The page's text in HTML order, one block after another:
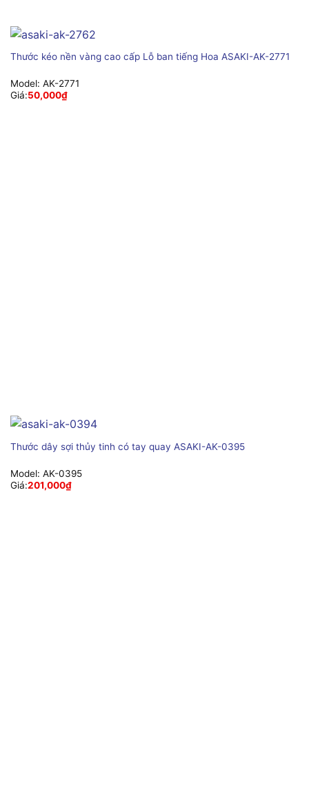
Thước kéo nền vàng cao cấp Lỗ ban tiếng Hoa ASAKI-AK-2771
Model: AK-2771
Giá:50,000₫
Thước dây sợi thủy tinh có tay quay ASAKI-AK-0395
Model: AK-0395
Giá:201,000₫